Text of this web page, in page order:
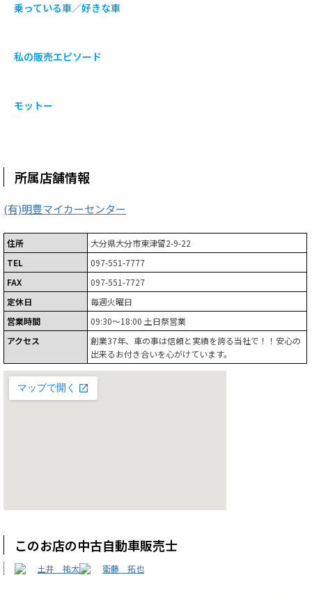
乗っている車／好きな車
私の販売エピソード
モットー
所属店舗情報
(有)明豊マイカーセンター
住所
大分県大分市東津留2-9-22
TEL
097-551-7777
FAX
097-551-7727
定休日
毎週火曜日
営業時間
09:30～18:00 土日祭営業
アクセス
創業37年、車の事は信頼と実績を誇る当社で！！安心の
出来るお付き合いを心がけています。
このお店の中古自動車販売士
土井 祐太 衛藤 拓也